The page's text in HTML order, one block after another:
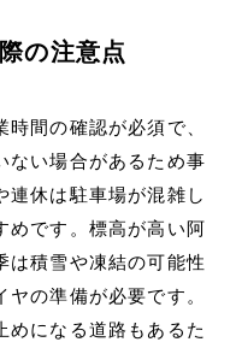
の注意点
間の確認が必須で、
ない場合があるため事
連休は駐車場が混雑し
めです。標高が高い阿
は積雪や凍結の可能性
の準備が必要です。
めになる道路もあるた